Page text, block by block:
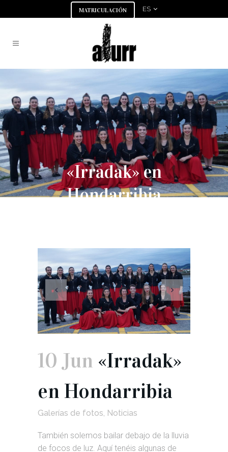
MATRICULACIÓN ES
«Irradak» en
Hondarribia
10 Jun «Irradak»
en Hondarribia
Galerías de fotos, Noticias
También solemos bailar debajo de la lluvia
de focos de luz. Aquí tenéis algunas de